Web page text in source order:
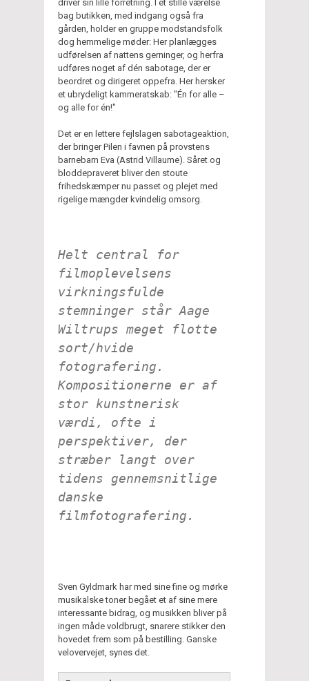
driver sin lille forretning. I et stille værelse
bag butikken, med indgang også fra
gården, holder en gruppe modstandsfolk
dog hemmelige møder: Her planlægges
udførelsen af nattens gerninger, og herfra
udføres noget af dén sabotage, der er
beordret og dirigeret oppefra. Her hersker
et ubrydeligt kammeratskab: "Én for alle –
og alle for én!"
Det er en lettere fejlslagen sabotageaktion,
der bringer Pilen i favnen på provstens
barnebarn Eva (Astrid Villaume). Såret og
bloddepraveret bliver den stoute
frihedskæmper nu passet og plejet med
rigelige mængder kvindelig omsorg.
Helt central for
filmoplevelsens
virkningsfulde
stemninger står Aage
Wiltrups meget flotte
sort/hvide
fotografering.
Kompositionerne er af
stor kunstnerisk
værdi, ofte i
perspektiver, der
stræber langt over
tidens gennemsnitlige
danske
filmfotografering.
Sven Gyldmark har med sine fine og mørke
musikalske toner begået et af sine mere
interessante bidrag, og musikken bliver på
ingen måde voldbrugt, snarere stikker den
hovedet frem som på bestilling. Ganske
velovervejet, synes det.